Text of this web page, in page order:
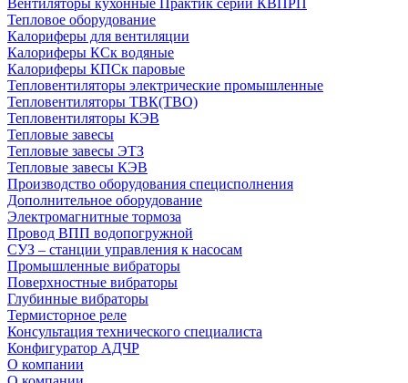
Вентиляторы кухонные Практик серии КВПРП
Тепловое оборудование
Калориферы для вентиляции
Калориферы КСк водяные
Калориферы КПСк паровые
Тепловентиляторы электрические промышленные
Тепловентиляторы ТВК(ТВО)
Тепловентиляторы КЭВ
Тепловые завесы
Тепловые завесы ЭТЗ
Тепловые завесы КЭВ
Производство оборудования специсполнения
Дополнительное оборудование
Электромагнитные тормоза
Провод ВПП водопогружной
СУЗ – станции управления к насосам
Промышленные вибраторы
Поверхностные вибраторы
Глубинные вибраторы
Термисторное реле
Консультация технического специалиста
Конфигуратор АДЧР
О компании